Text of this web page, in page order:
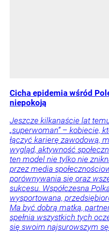
Cicha epidemia wśród
niepokoją
Jeszcze kilkanaście lat
„superwoman” – kobiecie,
łączyć karierę zawodową,
wygląd, aktywność
ten model nie tylko nie
przez media
porównywania się oraz
sukcesu. Współczesna
wysportowana,
Ma być dobrą matką,
spełnia wszystkich tych
się swoim najsurowszym